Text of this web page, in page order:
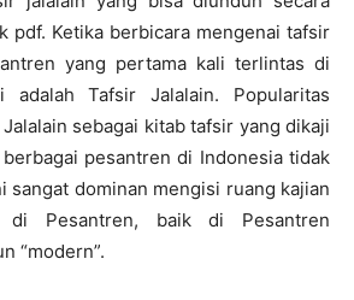
pdf. Ketika berbicara mengenai tafsir
yang pertama kali terlintas di
adalah Tafsir Jalalain. Popularitas
sebagai kitab tafsir yang dikaji
pesantren di Indonesia tidak
sangat dominan mengisi ruang kajian
di Pesantren, baik di Pesantren
“modern”.